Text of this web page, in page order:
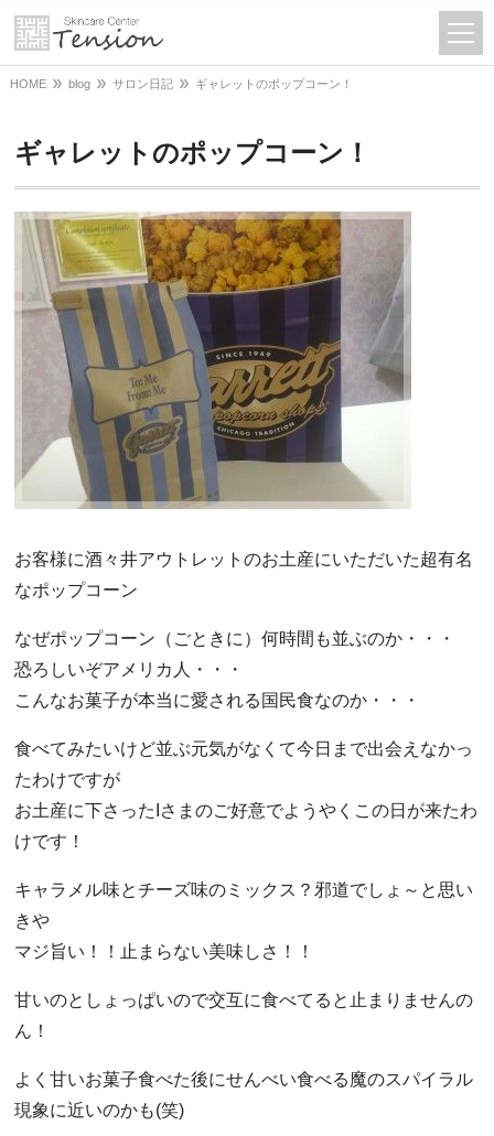
HOME blog サロン日記 ギャレットのポップコーン！
ギャレットのポップコーン！
お客様に酒々井アウトレットのお土産にいただいた超有名
なポップコーン
なぜポップコーン（ごときに）何時間も並ぶのか・・・
恐ろしいぞアメリカ人・・・
こんなお菓子が本当に愛される国民食なのか・・・
食べてみたいけど並ぶ元気がなくて今日まで出会えなかっ
たわけですが
お土産に下さったIさまのご好意でようやくこの日が来たわ
けです！
キャラメル味とチーズ味のミックス？邪道でしょ～と思い
きや
マジ旨い！！止まらない美味しさ！！
甘いのとしょっぱいので交互に食べてると止まりませんの
ん！
よく甘いお菓子食べた後にせんべい食べる魔のスパイラル
現象に近いのかも(笑)